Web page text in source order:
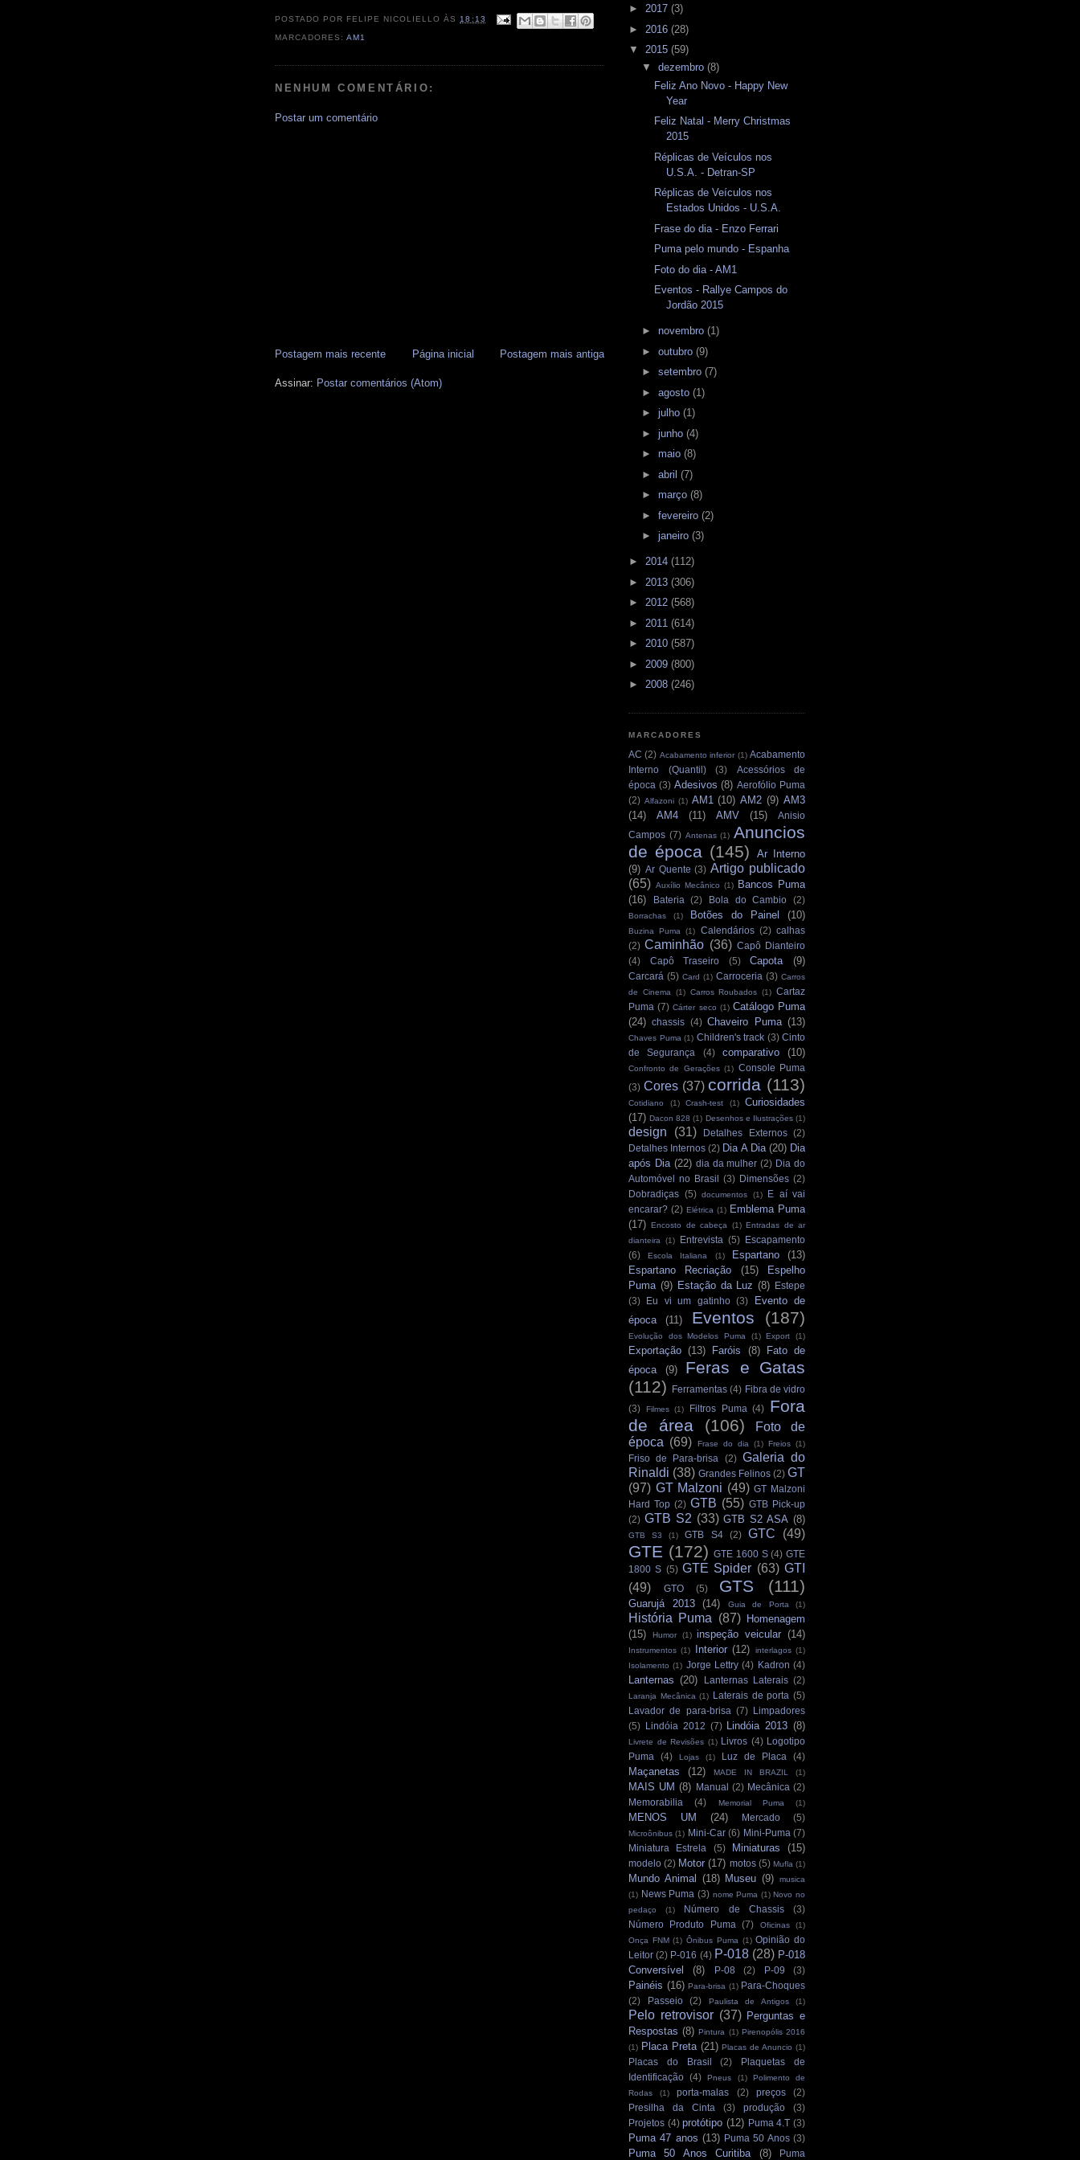
POSTADO POR FELIPE NICOLIELLO ÀS18:13
MARCADORES:AM1
NENHUM COMENTÁRIO:
Postar um comentário
Postagem mais recente Postagem mais antiga
Página inicial
Assinar: Postar comentários (Atom)
► 2017 (3)
► 2016 (28)
▼ 2015 (59)
▼ dezembro (8)
Feliz Ano Novo - Happy New
Year
Feliz Natal - Merry Christmas
2015
Réplicas de Veículos nos
U.S.A. - Detran-SP
Réplicas de Veículos nos
Estados Unidos - U.S.A.
Frase do dia - Enzo Ferrari
Puma pelo mundo - Espanha
Foto do dia - AM1
Eventos - Rallye Campos do
Jordão 2015
► novembro (1)
► outubro (9)
► setembro (7)
► agosto (1)
► julho (1)
► junho (4)
► maio (8)
► abril (7)
► março (8)
► fevereiro (2)
► janeiro (3)
► 2014 (112)
► 2013 (306)
► 2012 (568)
► 2011 (614)
► 2010 (587)
► 2009 (800)
► 2008 (246)
MARCADORES
AC (2) Acabamento inferior (1) Acabamento
Interno (Quantil)
(3)
Acessórios de
época (3) Adesivos (8) Aerofólio Puma
(2) Alfazoni (1) AM1 (10) AM2 (9) AM3
(14)
AM4 (11) AMV (15)
Anisio
Campos (7) Antenas (1) Anuncios
de época (145)
Ar Interno
(9) Ar Quente (3) Artigo publicado
(65) Auxílio Mecânico (1)
Bancos Puma
(16)
Bateria (2) Bola do Cambio (2)
Borrachas (1) Botões do Painel (10)
Buzina Puma (1) Calendários (2) calhas
(2) Caminhão (36) Capô Dianteiro
(4)
Capô Traseiro (5) Capota (9)
Carcará (5) Card (1) Carroceria (3) Carros
de Cinema (1) Carros Roubados (1) Cartaz
Puma (7) Cárter seco (1) Catálogo Puma
(24) chassis (4) Chaveiro Puma (13)
Chaves Puma (1) Children's track (3) Cinto
de Segurança
(4) comparativo (10)
Confronto de Gerações (1) Console Puma
(3) Cores (37) corrida (113)
Cotidiano (1) Crash-test (1)
Curiosidades
(17) Dacon 828 (1) Desenhos e Ilustrações (1)
design (31) Detalhes Externos (2)
Detalhes Internos (2) Dia A Dia (20) Dia
após Dia (22) dia da mulher (2) Dia do
Automóvel no Brasil
(3) Dimensões (2)
Dobradiças (5) documentos (1)
E aí vai
encarar? (2) Elétrica (1) Emblema Puma
(17) Encosto de cabeça (1) Entradas de ar
dianteira (1) Entrevista (5)
Escapamento
(6)
Escola Italiana (1) Espartano
(13)
Espartano Recriação
(15)
Espelho
Puma (9) Estação da Luz (8)
Estepe
(3)
Eu vi um gatinho (3)
Evento de
época
(11) Eventos (187)
Evolução dos Modelos Puma (1) Export (1)
Exportação (13) Faróis (8)
Fato de
época
(9)
Feras e Gatas
(112)
Ferramentas (4) Fibra de vidro
(3)
Filmes (1) Filtros Puma (4)
Fora
de área
(106)
Foto de
época (69) Frase do dia (1) Freios (1)
Friso de Para-brisa (2) Galeria do
Rinaldi (38) Grandes Felinos (2) GT
(97) GT Malzoni (49) GT Malzoni
Hard Top (2) GTB (55) GTB Pick-up
(2) GTB S2 (33) GTB S2 ASA (8)
GTB S3 (1) GTB S4 (2) GTC (49)
GTE (172) GTE 1600 S (4) GTE
1800 S (5) GTE Spider (63) GTI
(49)
GTO (5) GTS (111)
Guarujá 2013 (14) Guia de Porta (1)
História Puma (87)
Homenagem
(15)
Humor (1) inspeção veicular (14)
Instrumentos (1) Interior (12) interlagos (1)
Isolamento (1) Jorge Lettry (4) Kadron (4)
Lanternas (20) Lanternas Laterais (2)
Laranja Mecânica (1) Laterais de porta (5)
Lavador de para-brisa (7)
Limpadores
(5)
Lindóia 2012 (7) Lindóia 2013 (8)
Livrete de Revisões (1) Livros (4)
Logotipo
Puma
(4) Lojas (1) Luz de Placa (4)
Maçanetas (12) MADE IN BRAZIL (1)
MAIS UM (8) Manual (2) Mecânica (2)
Memorabilia
(4) Memorial Puma (1)
MENOS UM (24) Mercado (5)
Microônibus (1) Mini-Car (6) Mini-Puma (7)
Miniatura Estrela
(5) Miniaturas (15)
modelo (2) Motor (17) motos (5) Mufla (1)
Mundo Animal (18) Museu (9)
musica
(1) News Puma (3) nome Puma (1) Novo no
pedaço
(1) Número de Chassis
(3)
Número Produto Puma
(7) Oficinas
(1)
Onça FNM (1) Ônibus Puma (1) Opinião do
Leitor (2) P-016 (4) P-018 (28) P-018
Conversível
(8) P-08 (2) P-09 (3)
Painéis (16) Para-brisa (1) Para-Choques
(2)
Passeio (2) Paulista de Antigos (1)
Pelo retrovisor (37) Perguntas e
Respostas (8) Pintura (1) Pirenopólis 2016
(1) Placa Preta (21) Placas de Anuncio (1)
Placas do Brasil (2)
Plaquetas de
Identificação (4) Pneus (1)
Polimento de
Rodas
(1) porta-malas (2) preços
(2)
Presilha da Cinta
(3) produção
(3)
Projetos (4) protótipo (12) Puma 4.T (3)
Puma 47 anos (13) Puma 50 Anos (3)
Puma 50 Anos Curitiba (8) Puma